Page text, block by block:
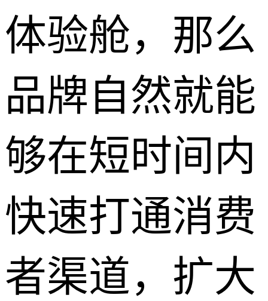
体验舱，那么
品牌自然就能
够在短时间内
快速打通消费
者渠道，扩大